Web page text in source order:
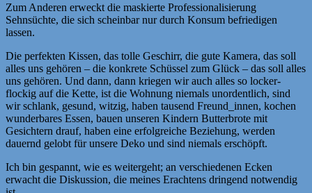
Zum Anderen erweckt die maskierte Professionalisierung
Sehnsüchte, die sich scheinbar nur durch Konsum befriedigen
lassen.
Die perfekten Kissen, das tolle Geschirr, die gute Kamera, das soll
alles uns gehören – die konkrete Schüssel zum Glück – das soll alles
uns gehören. Und dann, dann kriegen wir auch alles so locker-
flockig auf die Kette, ist die Wohnung niemals unordentlich, sind
wir schlank, gesund, witzig, haben tausend Freund_innen, kochen
wunderbares Essen, bauen unseren Kindern Butterbrote mit
Gesichtern drauf, haben eine erfolgreiche Beziehung, werden
dauernd gelobt für unsere Deko und sind niemals erschöpft.
Ich bin gespannt, wie es weitergeht; an verschiedenen Ecken
erwacht die Diskussion, die meines Erachtens dringend notwendig